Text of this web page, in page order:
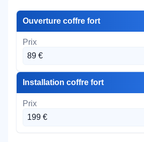
Ouverture coffre fort
89 €
Installation coffre fort
199 €